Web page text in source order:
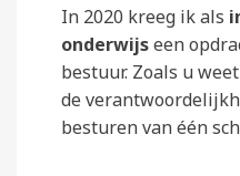
In 2020 kreeg ik als
onderwijseen
bestuur. Zoals u
de
besturen van één